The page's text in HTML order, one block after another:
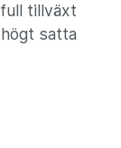
tillväxt
satta